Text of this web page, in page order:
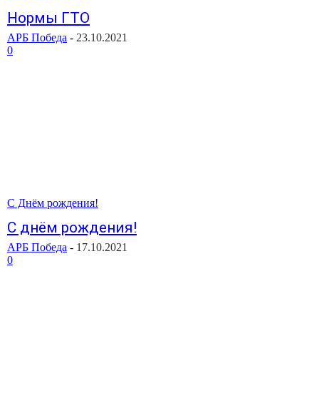
Нормы ГТО
АРБ Победа - 23.10.2021
0
С Днём рождения!
С днём рождения!
АРБ Победа - 17.10.2021
0